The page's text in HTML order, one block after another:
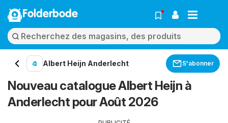
Folderbode
Albert Heijn Anderlecht S'abonner
Nouveau catalogue Albert Heijn à
Anderlecht pour Août 2026